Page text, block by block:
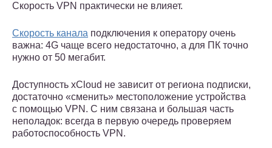
Скорость VPN практически не влияет.
Скорость канала подключения к оператору очень
важна: 4G чаще всего недостаточно, а для ПК точно
нужно от 50 мегабит.
Доступность xCloud не зависит от региона подписки,
достаточно «сменить» местоположение устройства
с помощью VPN. С ним связана и большая часть
неполадок: всегда в первую очередь проверяем
работоспособность VPN.